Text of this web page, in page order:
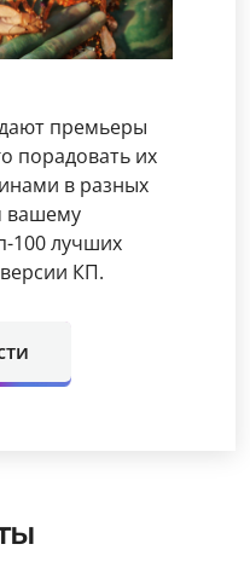
премьеры
порадовать их
в разных
вашему
100 лучших
КП.